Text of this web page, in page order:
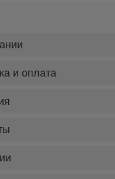
и оплата